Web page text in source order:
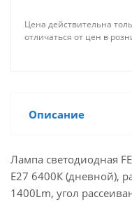
Цена действительна
отличаться от цен в
Описание
Лампа светодиодная
E27 6400К (дневной),
1400Lm, угол